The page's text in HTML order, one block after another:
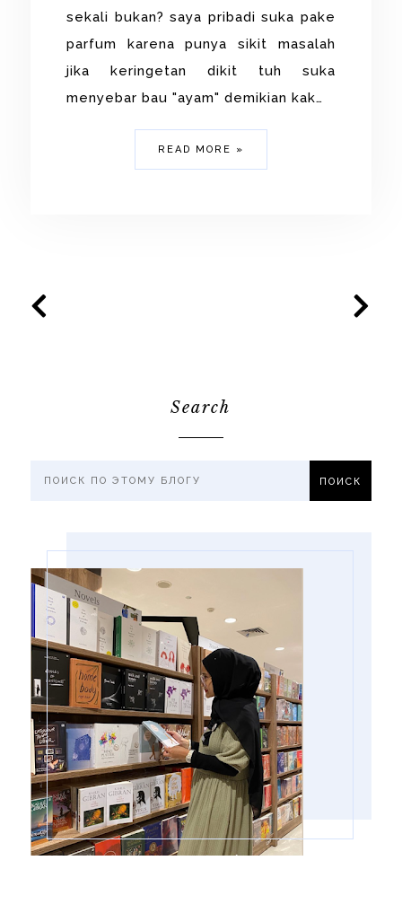
sekali bukan? saya pribadi suka pake
parfum karena punya sikit masalah
jika keringetan dikit tuh suka
menyebar bau "ayam" demikian kak…
READ MORE »
Search